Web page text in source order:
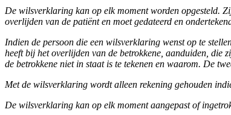
De wilsverklaring kan op elk moment worden opgesteld.
overlijden van de patiënt en moet gedateerd en
Indien de persoon die een wilsverklaring wenst op te
heeft bij het overlijden van de betrokkene, aanduiden, die
de betrokkene niet in staat is te tekenen en waarom. De
Met de wilsverklaring wordt alleen rekening gehouden
De wilsverklaring kan op elk moment aangepast of